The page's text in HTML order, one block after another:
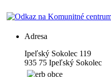
Adresa
Ipeľský Sokolec 119
935 75 Ipeľský Sokolec